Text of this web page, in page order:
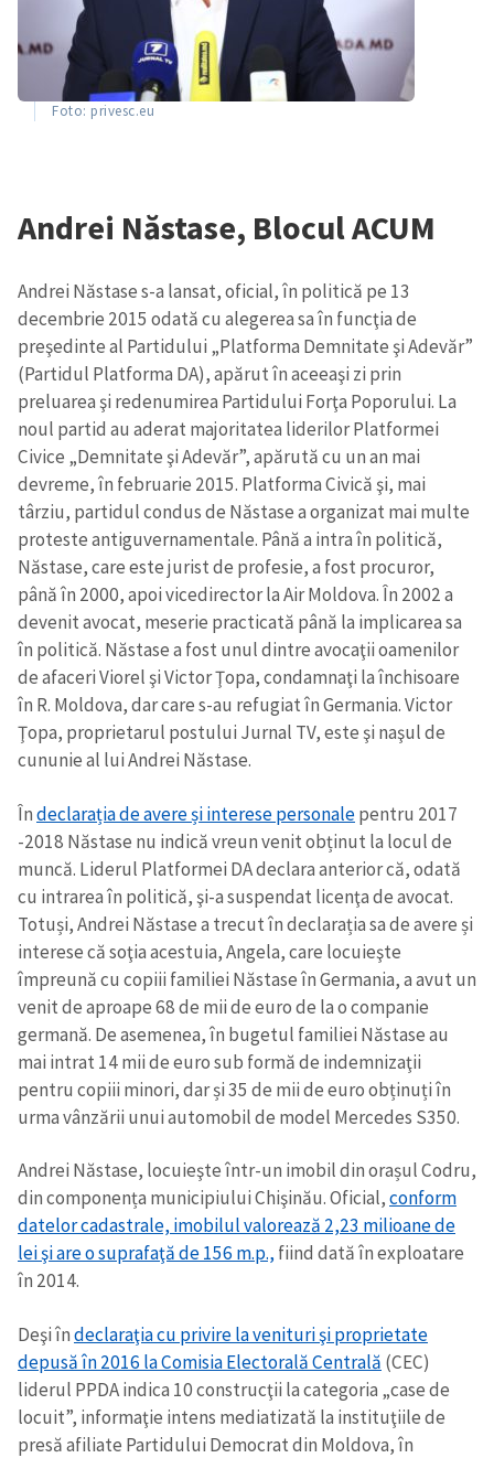
Trimite o informație
Despre ZdG
in English
на русском
Foto: privesc.eu
Andrei Năstase, Blocul ACUM
Andrei Năstase s-a lansat, oficial, în politică pe 13
decembrie 2015 odată cu alegerea sa în funcţia de
preşedinte al Partidului „Platforma Demnitate şi Adevăr”
(Partidul Platforma DA), apărut în aceeaşi zi prin
preluarea şi redenumirea Partidului Forţa Poporului. La
noul partid au aderat majoritatea liderilor Platformei
Civice „Demnitate şi Adevăr”, apărută cu un an mai
devreme, în februarie 2015. Platforma Civică şi, mai
târziu, partidul condus de Năstase a organizat mai multe
proteste antiguvernamentale. Până a intra în politică,
Năstase, care este jurist de profesie, a fost procuror,
până în 2000, apoi vicedirector la Air Moldova. În 2002 a
devenit avocat, meserie practicată până la implicarea sa
în politică. Năstase a fost unul dintre avocaţii oamenilor
de afaceri Viorel şi Victor Ţopa, condamnaţi la închisoare
în R. Moldova, dar care s-au refugiat în Germania. Victor
Ţopa, proprietarul postului Jurnal TV, este şi naşul de
cununie al lui Andrei Năstase.
Îndeclarația de avere și interese personalepentru 2017
-2018 Năstase nu indică vreun venit obținut la locul de
muncă. Liderul Platformei DA declara anterior că, odată
cu intrarea în politică, şi-a suspendat licenţa de avocat.
Totuși, Andrei Năstase a trecut în declarația sa de avere și
interese că soţia acestuia, Angela, care locuieşte
împreună cu copiii familiei Năstase în Germania, a avut un
venit de aproape 68 de mii de euro de la o companie
germană. De asemenea, în bugetul familiei Năstase au
mai intrat 14 mii de euro sub formă de indemnizaţii
pentru copiii minori, dar și 35 de mii de euro obținuți în
urma vânzării unui automobil de model Mercedes S350.
Andrei Năstase, locuieşte într-un imobil din orașul Codru,
din componența municipiului Chişinău. Oficial,conform
datelor cadastrale, imobilul valorează 2,23 milioane de
lei şi are o suprafaţă de 156 m.p.,fiind dată în exploatare
în 2014.
Deşi îndeclaraţia cu privire la venituri şi proprietate
depusă în 2016 la Comisia Electorală Centrală (CEC)
liderul PPDA indica 10 construcţii la categoria „case de
locuit”, informaţie intens mediatizată la instituţiile de
presă afiliate Partidului Democrat din Moldova, în